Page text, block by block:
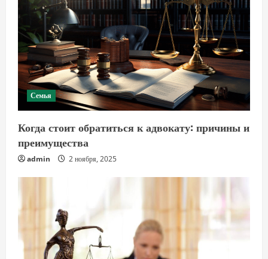
Семья
Когда стоит обратиться к адвокату: причины и
преимущества
admin 2 ноября, 2025